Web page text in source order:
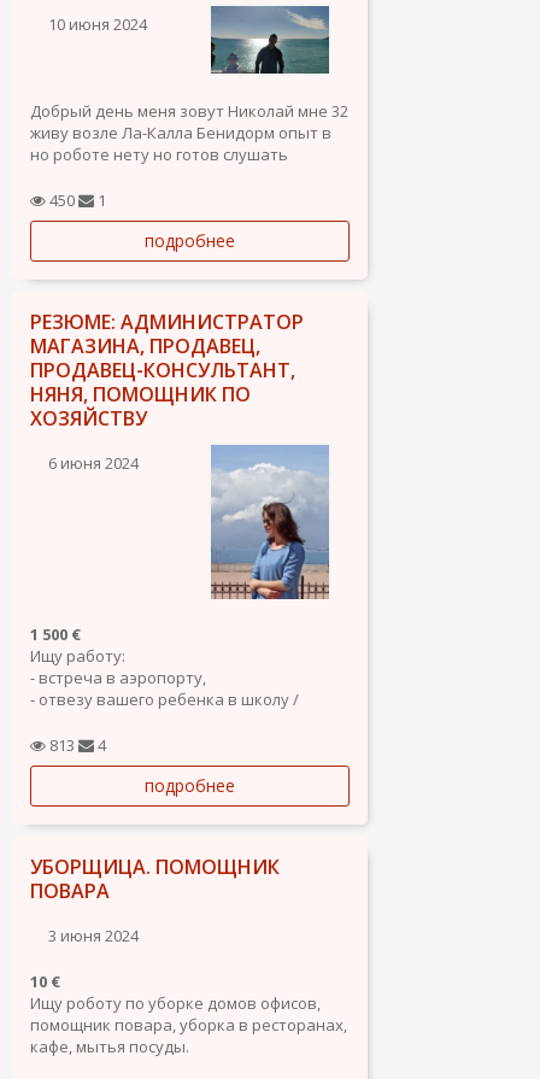
10 июня 2024
Добрый день меня зовут Николай мне 32
живу возле Ла-Калла Бенидорм опыт в
но роботе нету но готов слушать
обучаться...+380938704660;634116597
450 1
подробнее
РЕЗЮМЕ: АДМИНИСТРАТОР
МАГАЗИНА, ПРОДАВЕЦ,
ПРОДАВЕЦ-КОНСУЛЬТАНТ,
НЯНЯ, ПОМОЩНИК ПО
ХОЗЯЙСТВУ
6 июня 2024
1 500 €
Ищу работу:
- встреча в аэропорту,
- отвезу вашего ребенка в школу /
детского фитнес тренера),
- возьму вашего питомца на передержку
(имею диплом грумера),
- помощником грумера (отучилась, но не
работала),
813 4
подробнее
УБОРЩИЦА. ПОМОЩНИК
ПОВАРА
3 июня 2024
10 €
Ищу роботу по уборке домов офисов,
помощник повара, уборка в ресторанах,
кафе, мытья посуды.